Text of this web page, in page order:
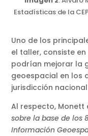
Estadísticas de la
Uno de los
el taller, consiste
podrían mejorar la
geoespacial en los
jurisdicción
Al respecto, Monett
sobre la base de los
Información